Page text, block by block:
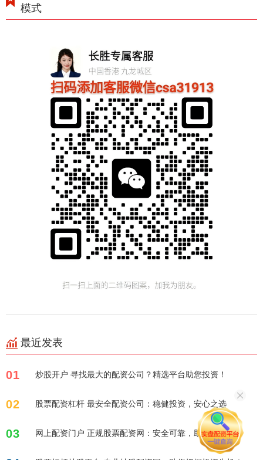
模式
最近发表
01 炒股开户 寻找最大的配资公司？精选平台助您投资！
02 股票配资杠杆 最安全配资公司：稳健投资，安心之选
03 网上配资门户 正规股票配资网：安全可靠，助您投资！